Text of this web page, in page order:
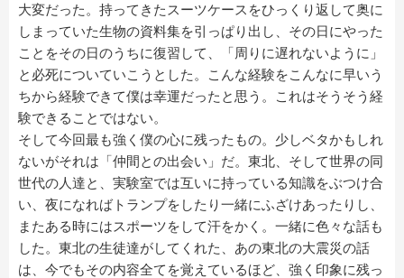
大変だった。持ってきたスーツケースをひっくり返して奥に
しまっていた生物の資料集を引っぱり出し、その日にやった
ことをその日のうちに復習して、「周りに遅れないように」
と必死についていこうとした。こんな経験をこんなに早いう
ちから経験できて僕は幸運だったと思う。これはそうそう経
験できることではない。
そして今回最も強く僕の心に残ったもの。少しベタかもしれ
ないがそれは「仲間との出会い」だ。東北、そして世界の同
世代の人達と、実験室では互いに持っている知識をぶつけ合
い、夜になればトランプをしたり一緒にふざけあったりし、
またある時にはスポーツをして汗をかく。一緒に色々な話も
した。東北の生徒達がしてくれた、あの東北の大震災の話
は、今でもその内容全てを覚えているほど、強く印象に残っ